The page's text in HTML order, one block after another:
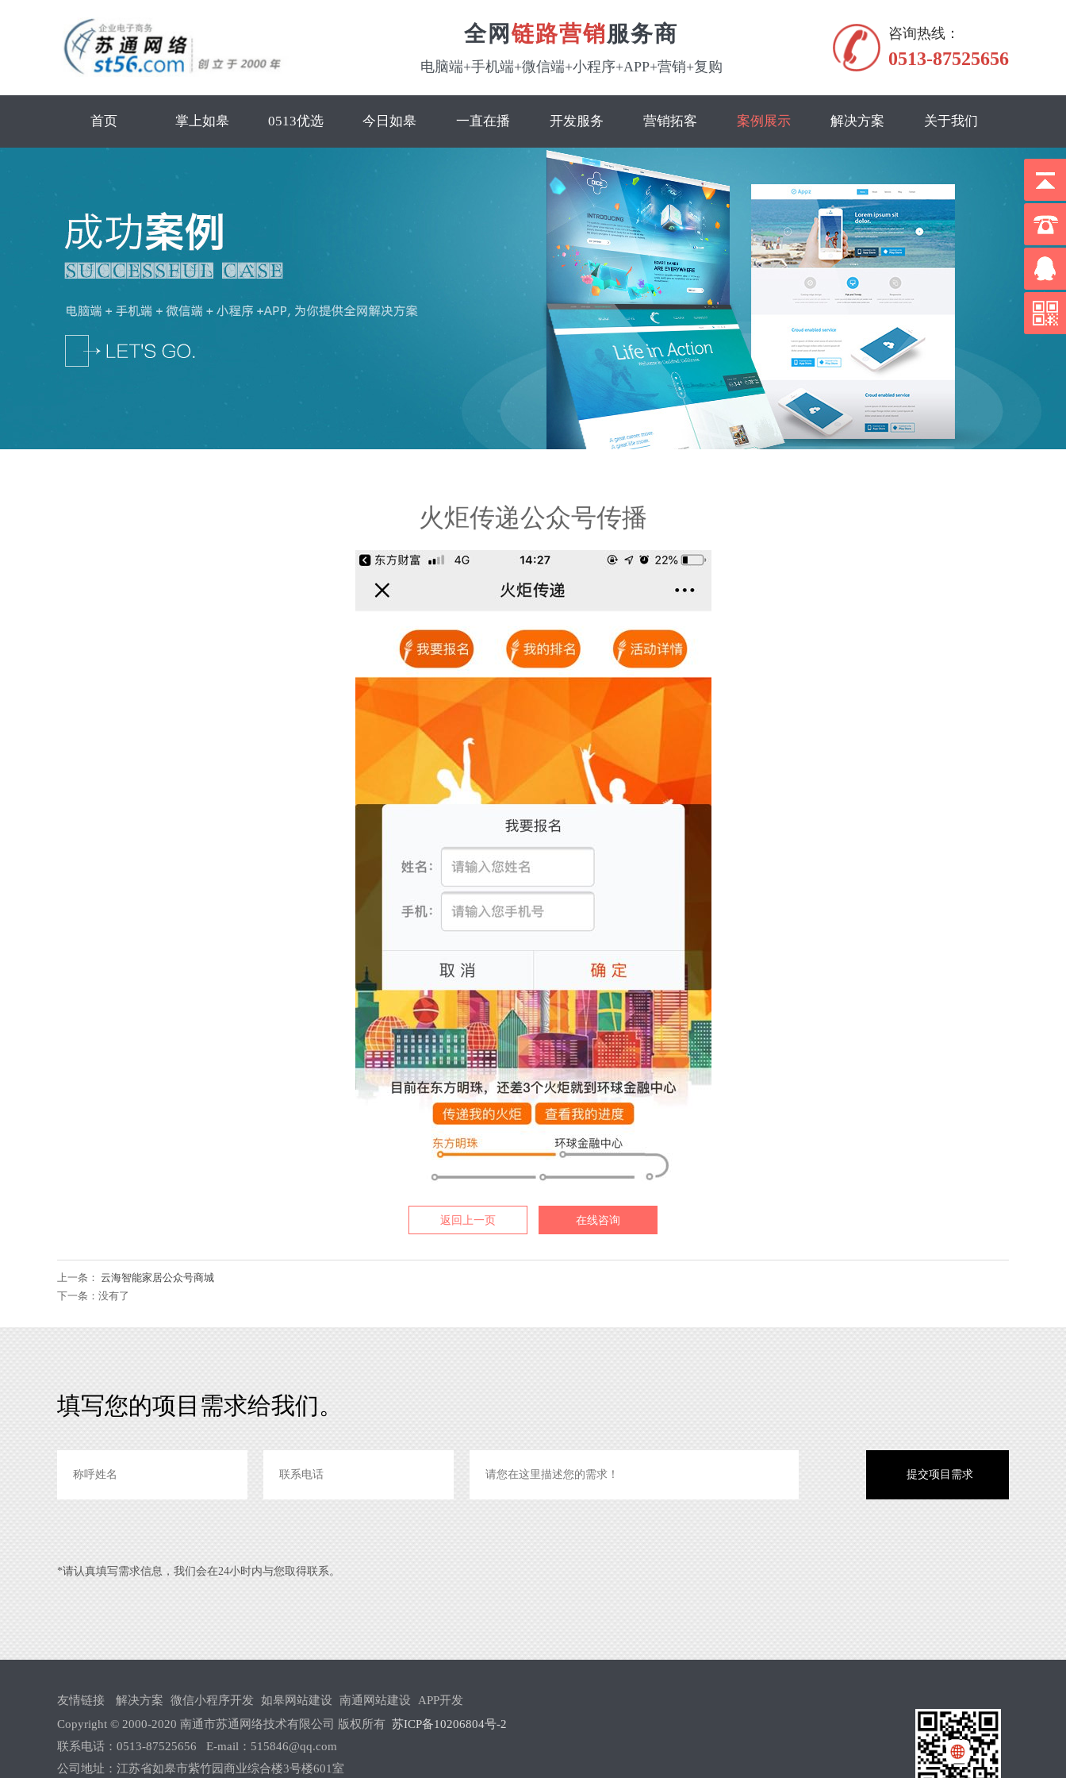
全网链路营销服务商
电脑端+手机端+微信端+小程序+APP+营销+复购
咨询热线：
0513-87525656
首页 掌上如皋 0513优选 今日如皋 一直在播 开发服务 营销拓客 案例展示 解决方案 关于我们
火炬传递公众号传播
返回上一页 在线咨询
上一条： 云海智能家居公众号商城
下一条：没有了
填写您的项目需求给我们。
*请认真填写需求信息，我们会在24小时内与您取得联系。
友情链接 解决方案 微信小程序开发 如皋网站建设 南通网站建设
APP开发
Copyright © 2000-2020 南通市苏通网络技术有限公司 版权所有 苏ICP备10206804号-2
联系电话：0513-87525656 E-mail：515846@qq.com
公司地址：江苏省如皋市紫竹园商业综合楼3号楼601室